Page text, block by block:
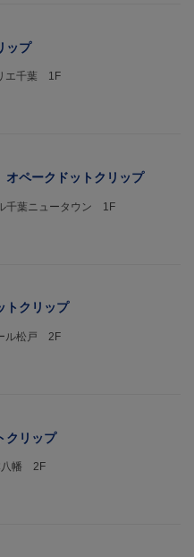
ップ
エ千葉 1F
ペークドットクリップ
千葉ニュータウン 1F
トクリップ
ル松戸 2F
クリップ
八幡 2F